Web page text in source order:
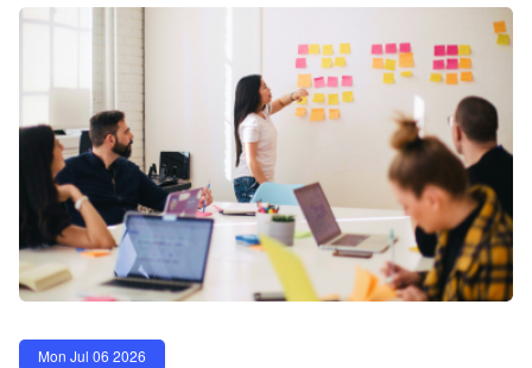
Mon Jul 06 2026